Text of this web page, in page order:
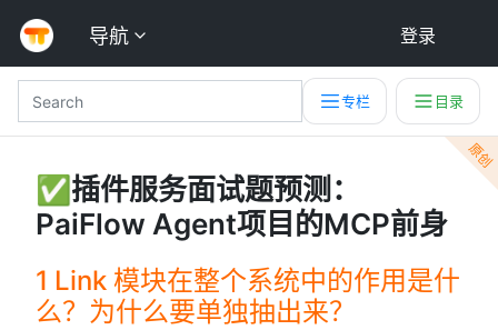
导航 登录
专栏 目录
原创
✅插件服务面试题预测：
PaiFlow Agent项目的MCP前身
1 Link 模块在整个系统中的作用是什
么？为什么要单独抽出来？